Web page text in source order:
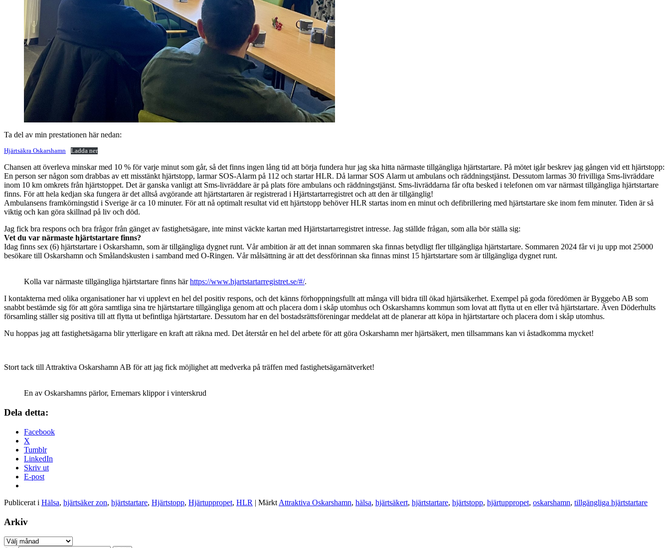
Ta del av min prestationen här nedan:
Hjärtsäkra Oskarshamn Ladda ner
Chansen att överleva minskar med 10 % för varje minut som går, så det finns ingen lång tid att börja fundera hur jag ska hitta närmaste tillgängliga hjärtstartare. På mötet igår beskrev jag gången vid ett hjärtstopp:
En person ser någon som drabbas av ett misstänkt hjärtstopp, larmar SOS-Alarm på 112 och startar HLR. Då larmar SOS Alarm ut ambulans och räddningstjänst. Dessutom larmas 30 frivilliga Sms-livräddare
inom 10 km omkrets från hjärtstoppet. Det är ganska vanligt att Sms-livräddare är på plats före ambulans och räddningstjänst. Sms-livräddarna får ofta besked i telefonen om var närmast tillgängliga hjärtstartare
finns. För att hela kedjan ska fungera är det alltså avgörande att hjärtstartaren är registrerad i Hjärtstartarregistret och att den är tillgänglig!
Ambulansens framkörningstid i Sverige är ca 10 minuter. För att nå optimalt resultat vid ett hjärtstopp behöver HLR startas inom en minut och defibrillering med hjärtstartare ske inom fem minuter. Tiden är så
viktig och kan göra skillnad på liv och död.
Jag fick bra respons och bra frågor från gänget av fastighetsägare, inte minst väckte kartan med Hjärtstartarregistret intresse. Jag ställde frågan, som alla bör ställa sig:
Vet du var närmaste hjärtstartare finns?
Idag finns sex (6) hjärtstartare i Oskarshamn, som är tillgängliga dygnet runt. Vår ambition är att det innan sommaren ska finnas betydligt fler tillgängliga hjärtstartare. Sommaren 2024 får vi ju upp mot 25000
besökare till Oskarshamn och Smålandskusten i samband med O-Ringen. Vår målsättning är att det dessförinnan ska finnas minst 15 hjärtstartare som är tillgängliga dygnet runt.
Kolla var närmaste tillgängliga hjärtstartare finns härhttps://www.hjartstartarregistret.se/#/.
I kontakterna med olika organisationer har vi upplevt en hel del positiv respons, och det känns förhoppningsfullt att många vill bidra till ökad hjärtsäkerhet. Exempel på goda föredömen är Byggebo AB som
snabbt bestämde sig för att göra samtliga sina tre hjärtstartare tillgängliga genom att och placera dom i skåp utomhus och Oskarshamns kommun som lovat att flytta ut en eller två hjärtstartare. Även Döderhults
församling ställer sig positiva till att flytta ut befintliga hjärtstartare. Dessutom har en del bostadsrättsföreningar meddelat att de planerar att köpa in hjärtstartare och placera dom i skåp utomhus.
Nu hoppas jag att fastighetsägarna blir ytterligare en kraft att räkna med. Det återstår en hel del arbete för att göra Oskarshamn mer hjärtsäkert, men tillsammans kan vi åstadkomma mycket!
Stort tack till Attraktiva Oskarshamn AB för att jag fick möjlighet att medverka på träffen med fastighetsägarnätverket!
En av Oskarshamns pärlor, Ernemars klippor i vinterskrud
Dela detta:
Facebook
X
Tumblr
LinkedIn
Skriv ut
E-post
Publicerat i Hälsa, hjärtsäker zon, hjärtstartare, Hjärtstopp, Hjärtuppropet, HLR | Märkt Attraktiva Oskarshamn, hälsa, hjärtsäkert, hjärtstartare, hjärtstopp, hjärtuppropet, oskarshamn, tillgängliga hjärtstartare
Arkiv
Arkiv